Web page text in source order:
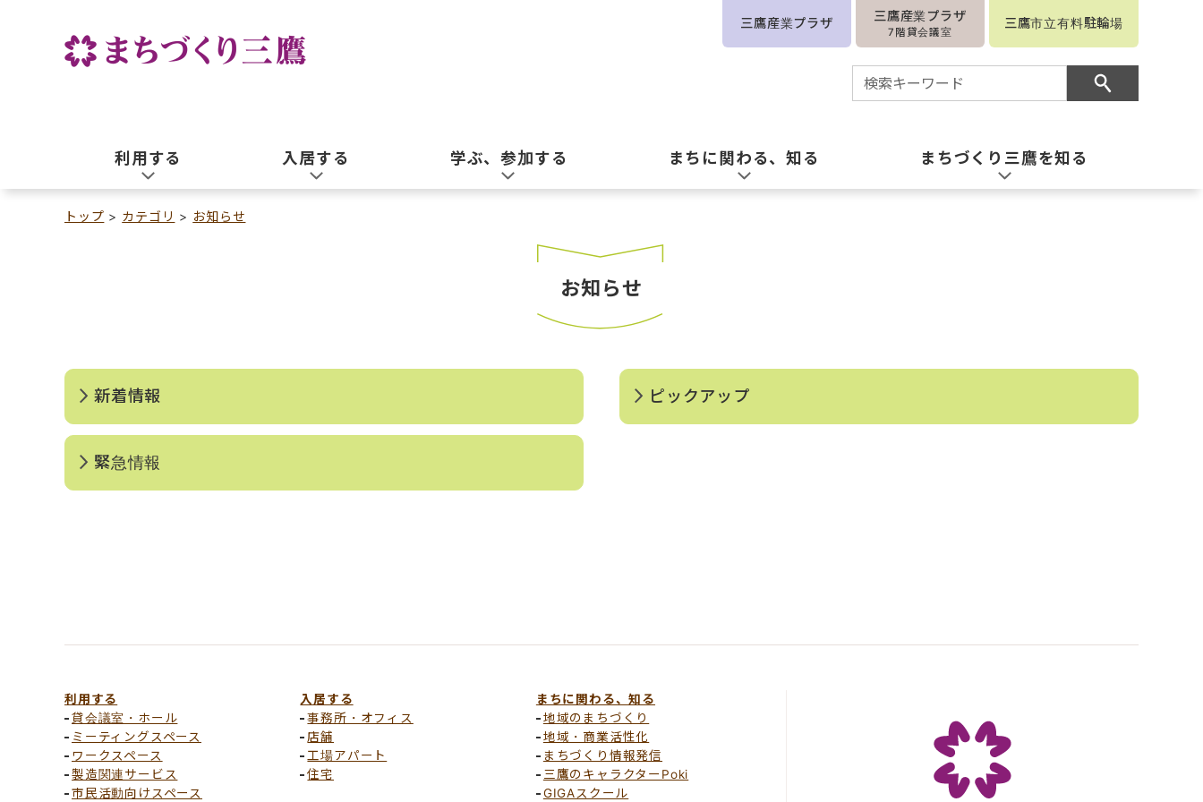
三鷹産業プラザ 三鷹産業プラザ
7階貸会議室
三鷹市立有料駐輪場
利用する 入居する 学ぶ、参加する まちに関わる、知る まちづくり三鷹を知る
トップ カテゴリ お知らせ
お知らせ
新着情報 ピックアップ
緊急情報
利用する
貸会議室・ホール
ミーティングスペース
ワークスペース
製造関連サービス
市民活動向けスペース
入居する
事務所・オフィス
店舗
工場アパート
住宅
まちに関わる、知る
地域のまちづくり
地域・商業活性化
まちづくり情報発信
三鷹のキャラクターPoki
GIGAスクール